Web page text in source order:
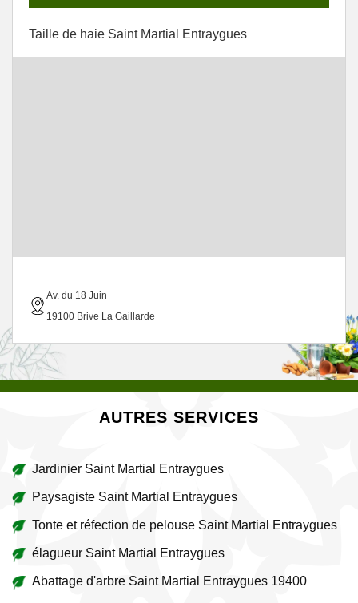
Taille de haie Saint Martial Entraygues
Av. du 18 Juin
19100 Brive La Gaillarde
AUTRES SERVICES
Jardinier Saint Martial Entraygues
Paysagiste Saint Martial Entraygues
Tonte et réfection de pelouse Saint Martial Entraygues
élagueur Saint Martial Entraygues
Abattage d'arbre Saint Martial Entraygues 19400